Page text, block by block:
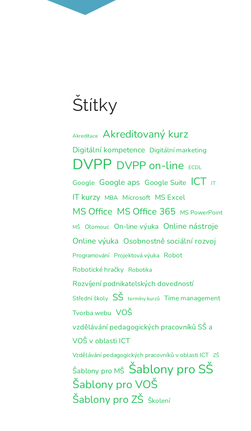
Štítky
Akreditace Akreditovaný kurz
Digitální kompetence Digitální marketing
DVPP DVPP on-line ECDL
Google Google aps Google Suite ICT IT
IT kurzy MBA Microsoft MS Excel
MS Office MS Office 365 MS PowerPoint
MŠ Olomouc On-line výuka Online nástroje
Online výuka Osobnostně sociální rozvoj
Programování Projektová výuka
Robot
Robotické hračky
Robotika
Rozvíjení podnikatelských dovedností
Střední školy SŠ termíny kurzů Time management
Tvorba webu VOŠ
vzdělávání pedagogických pracovníků SŠ a
VOŠ v oblasti ICT
Vzdělávání pedagogických pracovníků v oblasti ICT ZŠ
Šablony pro MŠ Šablony pro SŠ
Šablony pro VOŠ
Šablony pro ZŠ Školení